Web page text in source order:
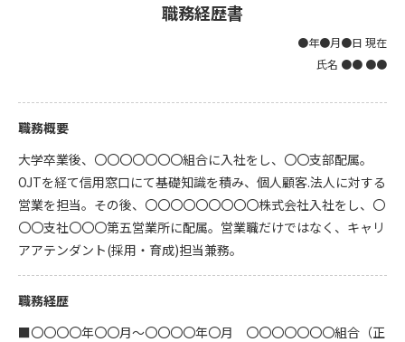
職務経歴書
●年●月●日 現在
氏名 ●● ●●
職務概要
大学卒業後、〇〇〇〇〇〇〇組合に入社をし、〇〇支部配属。
OJTを経て信用窓口にて基礎知識を積み、個人顧客.法人に対する
営業を担当。その後、〇〇〇〇〇〇〇〇〇株式会社入社をし、〇
〇〇支社〇〇〇第五営業所に配属。営業職だけではなく、キャリ
アアテンダント(採用・育成)担当兼務。
職務経歴
■〇〇〇〇年〇〇月～〇〇〇〇年〇月 〇〇〇〇〇〇〇組合（正